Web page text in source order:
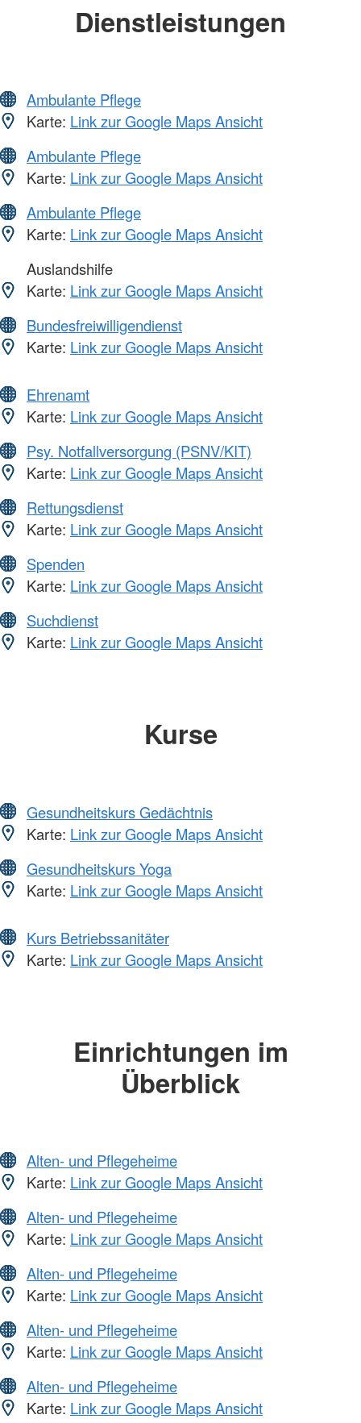
Dienstleistungen
Ambulante Pflege
Karte: Link zur Google Maps Ansicht
Ambulante Pflege
Karte: Link zur Google Maps Ansicht
Ambulante Pflege
Karte: Link zur Google Maps Ansicht
Auslandshilfe
Karte: Link zur Google Maps Ansicht
Bundesfreiwilligendienst
Karte: Link zur Google Maps Ansicht
Ehrenamt
Karte: Link zur Google Maps Ansicht
Psy. Notfallversorgung (PSNV/KIT)
Karte: Link zur Google Maps Ansicht
Rettungsdienst
Karte: Link zur Google Maps Ansicht
Spenden
Karte: Link zur Google Maps Ansicht
Suchdienst
Karte: Link zur Google Maps Ansicht
Kurse
Gesundheitskurs Gedächtnis
Karte: Link zur Google Maps Ansicht
Gesundheitskurs Yoga
Karte: Link zur Google Maps Ansicht
Kurs Betriebssanitäter
Karte: Link zur Google Maps Ansicht
Einrichtungen im
Überblick
Alten- und Pflegeheime
Karte: Link zur Google Maps Ansicht
Alten- und Pflegeheime
Karte: Link zur Google Maps Ansicht
Alten- und Pflegeheime
Karte: Link zur Google Maps Ansicht
Alten- und Pflegeheime
Karte: Link zur Google Maps Ansicht
Alten- und Pflegeheime
Karte: Link zur Google Maps Ansicht